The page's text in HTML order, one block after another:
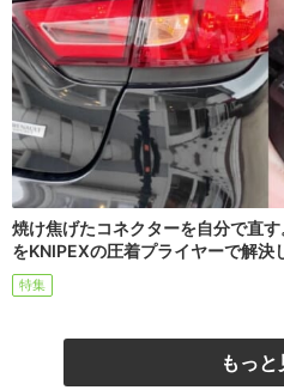
焼け焦げたコネクターを自分で直
をKNIPEXの圧着プライヤーで解決
特集
もっと